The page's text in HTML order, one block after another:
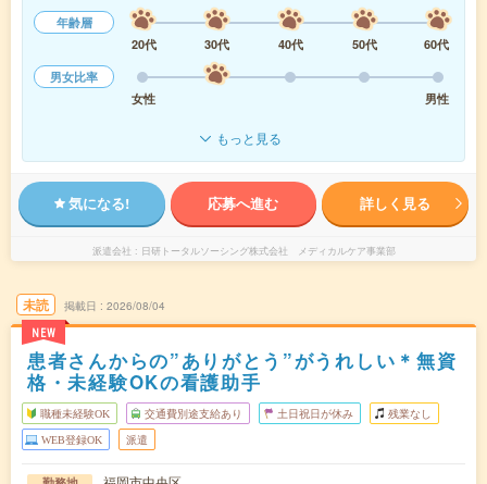
年齢層
20代
30代 40代 50代
60代
男女比率
女性
男性
もっと見る
気になる! 応募へ進む 詳しく見る
派遣会社 日研トータルソーシング株式会社 メディカルケア事業部
未読
NEW
掲載日 2026/08/04
患者さんからの”ありがとう”がうれしい＊無資
格・未経験OKの看護助手
職種未経験OK 交通費別途支給あり 土日祝日が休み 残業なし
WEB登録OK 派遣